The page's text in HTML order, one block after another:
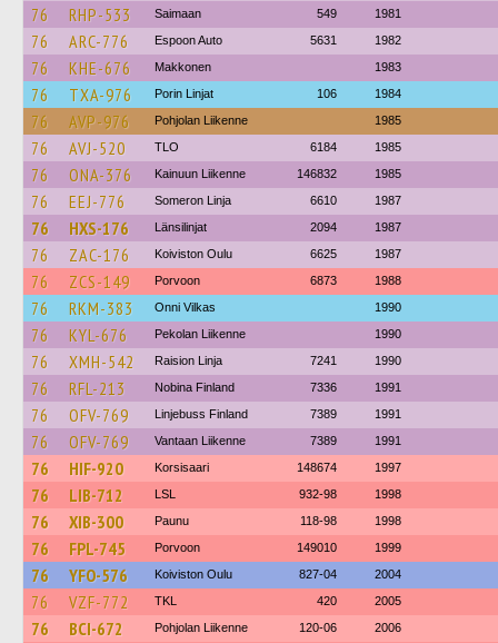
76 RHP-533 Saimaan 549 1981
76 ARC-776 Espoon Auto 5631 1982
76 KHE-676 Makkonen 1983
76 TXA-976 Porin Linjat 106 1984
76 AVP-976 Pohjolan Liikenne 1985
76 AVJ-520 TLO 6184 1985
76 ONA-376 Kainuun Liikenne 146832 1985
76 EEJ-776 Someron Linja 6610 1987
76 HXS-176 Länsilinjat 2094 1987
76 ZAC-176 Koiviston Oulu 6625 1987
76 ZCS-149 Porvoon 6873 1988
76 RKM-383 Onni Vilkas 1990
76 KYL-676 Pekolan Liikenne 1990
76 XMH-542 Raision Linja 7241 1990
76 RFL-213 Nobina Finland 7336 1991
76 OFV-769 Linjebuss Finland 7389 1991
76 OFV-769 Vantaan Liikenne 7389 1991
76 HIF-920 Korsisaari 148674 1997
76 LIB-712 LSL 932-98 1998
76 XIB-300 Paunu 118-98 1998
76 FPL-745 Porvoon 149010 1999
76 YFO-576 Koiviston Oulu 827-04 2004
76 VZF-772 TKL 420 2005
76 BCI-672 Pohjolan Liikenne 120-06 2006